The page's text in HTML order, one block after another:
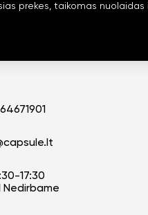
prekes, taikomas nuolaidas
17:30
Nedirbame